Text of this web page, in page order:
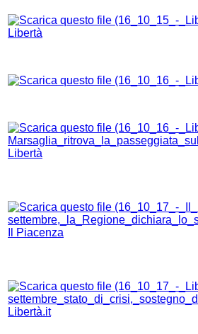
Libertà
Libertà
Il Piacenza
Libertà.it